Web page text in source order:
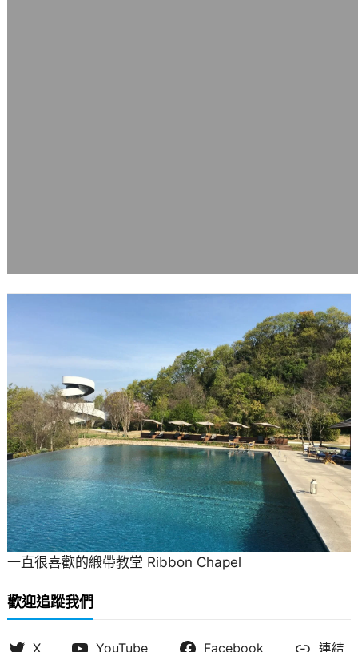
一直很喜歡的緞帶教堂 Ribbon Chapel
歡迎追蹤我們
X YouTube Facebook
連結